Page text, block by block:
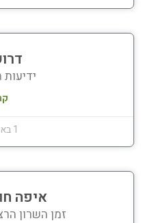
ידיעות
1 באפריל 2011
איפה
זמן השרון